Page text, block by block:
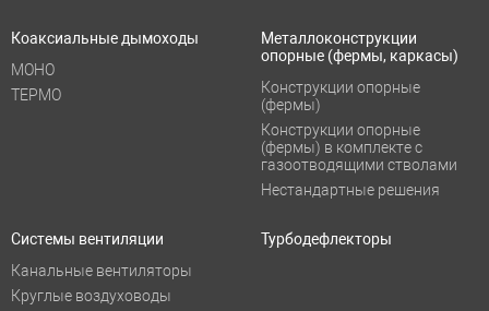
Коаксиальные дымоходы
МОНО
ТЕРМО
Металлоконструкции
опорные (фермы, каркасы)
Конструкции опорные
(фермы)
Конструкции опорные
(фермы) в комплекте с
газоотводящими стволами
Нестандартные решения
Системы вентиляции
Канальные вентиляторы
Круглые воздуховоды
Турбодефлекторы